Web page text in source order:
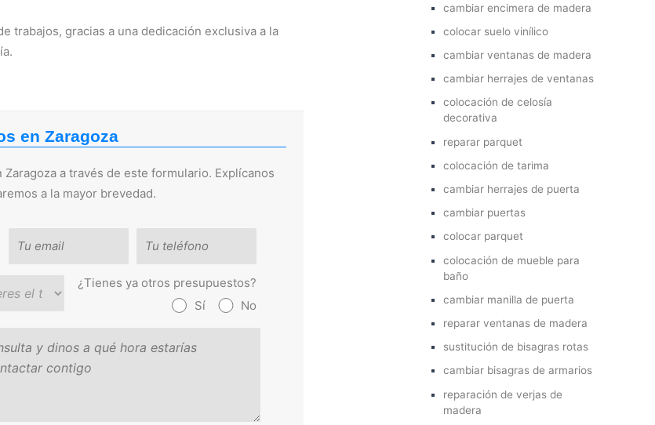
trabajos, gracias a una dedicación exclusiva a la
en Zaragoza
a través de este formulario. Explícanos
a la mayor brevedad.
¿Tienes ya otros presupuestos?
Sí
No
cambiar encimera de madera
colocar suelo vinílico
cambiar ventanas de madera
cambiar herrajes de ventanas
colocación de celosía
decorativa
reparar parquet
colocación de tarima
cambiar herrajes de puerta
cambiar puertas
colocar parquet
colocación de mueble para
baño
cambiar manilla de puerta
reparar ventanas de madera
sustitución de bisagras rotas
cambiar bisagras de armarios
reparación de verjas de
madera